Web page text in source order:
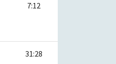
7:12
31:28